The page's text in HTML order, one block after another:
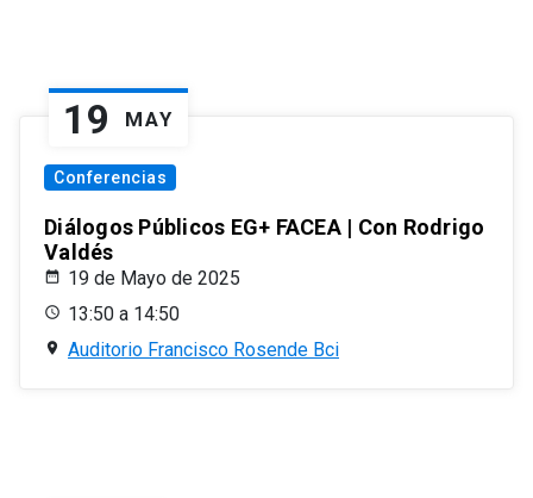
19 MAY
Conferencias
Diálogos Públicos EG+ FACEA | Con Rodrigo
Valdés
19 de Mayo de 2025
13:50 a 14:50
Auditorio Francisco Rosende Bci